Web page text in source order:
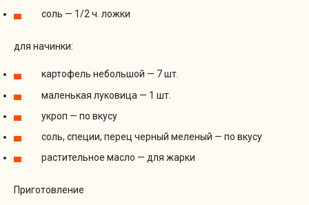
соль — 1/2 ч. ложки
для начинки:
картофель небольшой — 7 шт.
маленькая луковица — 1 шт.
укроп — по вкусу
соль, специи, перец черный меленый — по вкусу
растительное масло — для жарки
Приготовление